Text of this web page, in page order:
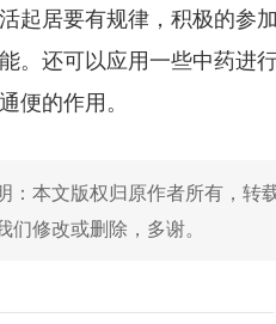
起居要有规律，积极的参
。还可以应用一些中药进
便的作用。
：本文版权归原作者所有，转
们修改或删除，多谢。